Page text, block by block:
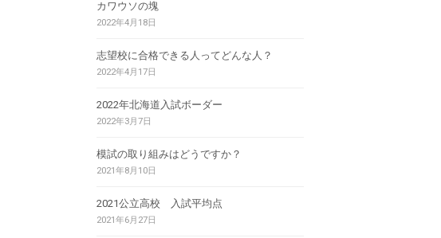
カワウソの塊
2022年4月18日
志望校に合格できる人ってどんな人？
2022年4月17日
2022年北海道入試ボーダー
2022年3月7日
模試の取り組みはどうですか？
2021年8月10日
2021公立高校 入試平均点
2021年6月27日